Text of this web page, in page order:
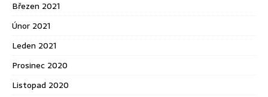
Březen 2021
Únor 2021
Leden 2021
Prosinec 2020
Listopad 2020